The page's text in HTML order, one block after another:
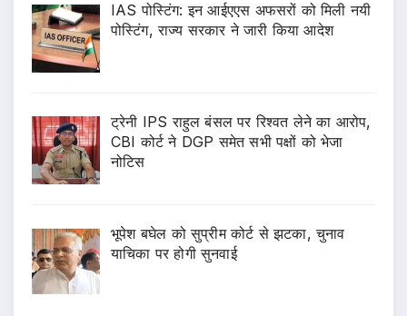
IAS पोस्टिंग: इन आईएएस अफसरों को मिली नयी
पोस्टिंग, राज्य सरकार ने जारी किया आदेश
ट्रेनी IPS राहुल बंसल पर रिश्वत लेने का आरोप,
CBI कोर्ट ने DGP समेत सभी पक्षों को भेजा
नोटिस
भूपेश बघेल को सुप्रीम कोर्ट से झटका, चुनाव
याचिका पर होगी सुनवाई